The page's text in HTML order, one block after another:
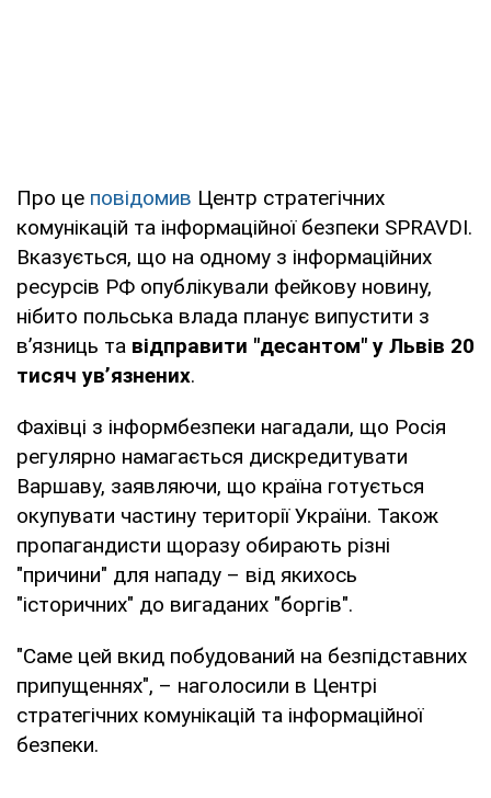
Про це повідомив Центр стратегічних
комунікацій та інформаційної безпеки SPRAVDI.
Вказується, що на одному з інформаційних
ресурсів РФ опублікували фейкову новину,
нібито польська влада планує випустити з
в’язниць та відправити "десантом" у Львів 20
тисяч ув’язнених.
Фахівці з інформбезпеки нагадали, що Росія
регулярно намагається дискредитувати
Варшаву, заявляючи, що країна готується
окупувати частину території України. Також
пропагандисти щоразу обирають різні
"причини" для нападу – від якихось
"історичних" до вигаданих "боргів".
"Саме цей вкид побудований на безпідставних
припущеннях", – наголосили в Центрі
стратегічних комунікацій та інформаційної
безпеки.